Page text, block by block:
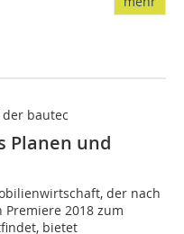
bautec
Planen und
der nach
2018 zum
bietet